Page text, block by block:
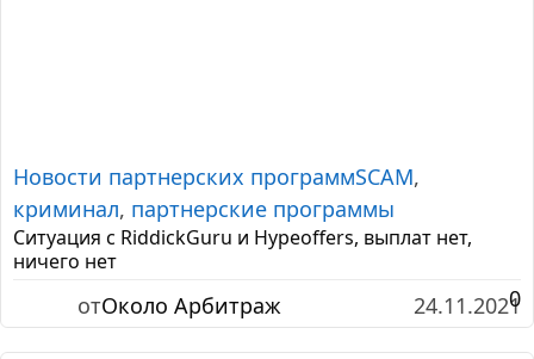
0
Новости партнерских программSCAM,
криминал, партнерские программы
Ситуация с RiddickGuru и Hypeoffers, выплат нет,
ничего нет
отОколо Арбитраж 24.11.2021